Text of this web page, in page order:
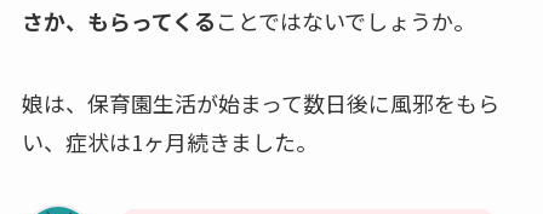
さか、もらってくることではないでしょうか。
娘は、保育園生活が始まって数日後に風邪をもら
い、症状は1ヶ月続きました。